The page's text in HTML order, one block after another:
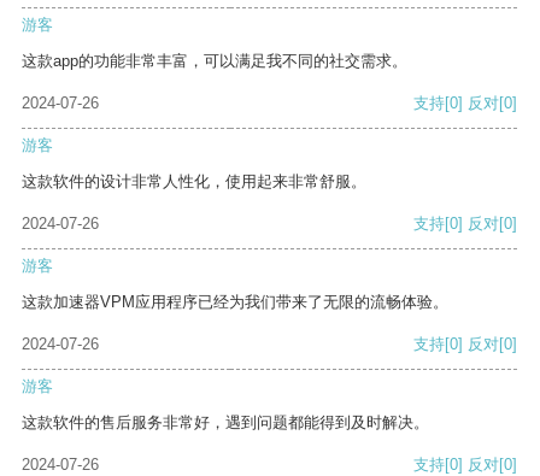
游客
这款app的功能非常丰富，可以满足我不同的社交需求。
2024-07-26 支持[0] 反对[0]
游客
这款软件的设计非常人性化，使用起来非常舒服。
2024-07-26 支持[0] 反对[0]
游客
这款加速器VPM应用程序已经为我们带来了无限的流畅体验。
2024-07-26 支持[0] 反对[0]
游客
这款软件的售后服务非常好，遇到问题都能得到及时解决。
2024-07-26 支持[0] 反对[0]